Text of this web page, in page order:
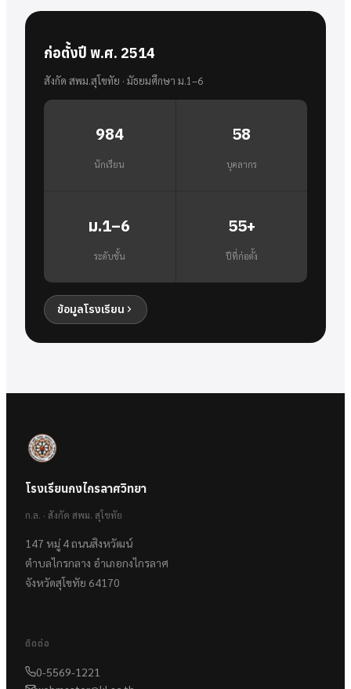
ก่อตั้งปี พ.ศ. 2514
สังกัด สพม.สุโขทัย · มัธยมศึกษา ม.1–6
984
นักเรียน
58
บุคลากร
ม.1–6
ระดับชั้น
55+
ปีที่ก่อตั้ง
ข้อมูลโรงเรียน
โรงเรียนกงไกรลาศวิทยา
ก.ล. · สังกัด สพม. สุโขทัย
147 หมู่ 4 ถนนสิงหวัฒน์
ตำบลไกรกลาง อำเภอกงไกรลาศ
จังหวัดสุโขทัย 64170
ติดต่อ
0-5569-1221